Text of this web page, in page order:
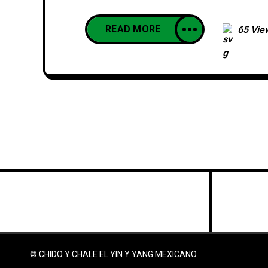
READ MORE 65
© CHIDO Y CHALE EL YIN Y YANG MEXICANO